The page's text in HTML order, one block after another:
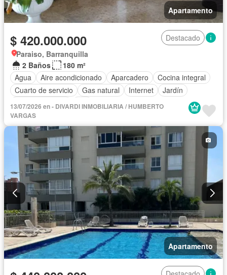
Apartamento
$ 420.000.000
Destacado
Paraiso, Barranquilla
2 Baños
180 m²
Agua
Aire acondicionado Aparcadero
Cocina integral
Cuarto de servicio
Gas natural Internet
Jardín
Tanque de agua
Wifi
13/07/2026 en - DIVARDI INMOBILIARIA / HUMBERTO
VARGAS
Apartamento